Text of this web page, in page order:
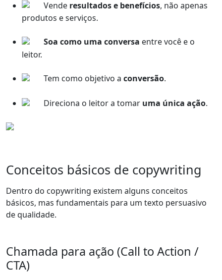
Vende resultados e benefícios, não apenas
produtos e serviços.
Soa como uma conversa entre você e o
leitor.
Tem como objetivo a conversão.
Direciona o leitor a tomar uma única ação.
Conceitos básicos de copywriting
Dentro do copywriting existem alguns conceitos
básicos, mas fundamentais para um texto persuasivo
de qualidade.
Chamada para ação (Call to Action /
CTA)